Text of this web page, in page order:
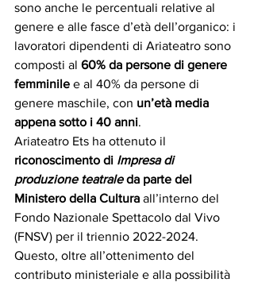
sono anche le percentuali relative al
genere e alle fasce d’età dell’organico: i
lavoratori dipendenti di Ariateatro sono
composti al 60% da persone di genere
femminile e al 40% da persone di
genere maschile, con un’età media
appena sotto i 40 anni.
Ariateatro Ets ha ottenuto il
riconoscimento di Impresa di
produzione teatrale da parte del
Ministero della Cultura all’interno del
Fondo Nazionale Spettacolo dal Vivo
(FNSV) per il triennio 2022-2024.
Questo, oltre all’ottenimento del
contributo ministeriale e alla possibilità